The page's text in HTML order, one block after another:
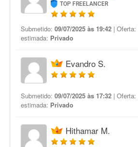
TOP FREELANCER
Submetido: 09/07/2025 às 19:42 | Oferta:
estimada: Privado
Evandro S.
Submetido: 09/07/2025 às 17:32 | Oferta:
estimada: Privado
Hithamar M.